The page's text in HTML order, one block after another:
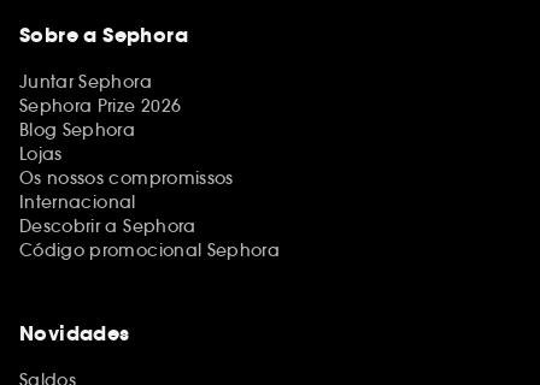
Sobre a Sephora
Juntar Sephora
Sephora Prize 2026
Blog Sephora
Lojas
Os nossos compromissos
Internacional
Descobrir a Sephora
Código promocional Sephora
Novidades
Saldos